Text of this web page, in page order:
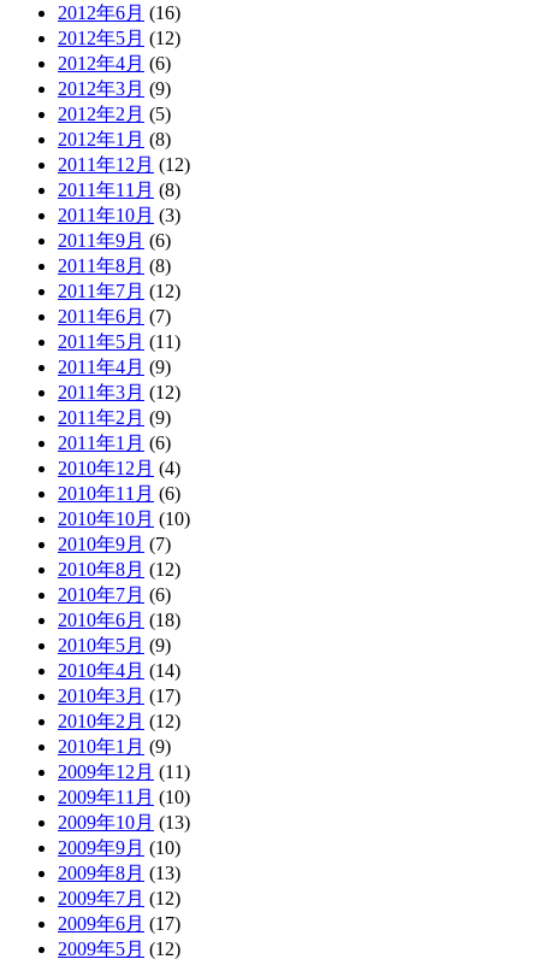
2012年6月 (16)
2012年5月 (12)
2012年4月 (6)
2012年3月 (9)
2012年2月 (5)
2012年1月 (8)
2011年12月 (12)
2011年11月 (8)
2011年10月 (3)
2011年9月 (6)
2011年8月 (8)
2011年7月 (12)
2011年6月 (7)
2011年5月 (11)
2011年4月 (9)
2011年3月 (12)
2011年2月 (9)
2011年1月 (6)
2010年12月 (4)
2010年11月 (6)
2010年10月 (10)
2010年9月 (7)
2010年8月 (12)
2010年7月 (6)
2010年6月 (18)
2010年5月 (9)
2010年4月 (14)
2010年3月 (17)
2010年2月 (12)
2010年1月 (9)
2009年12月 (11)
2009年11月 (10)
2009年10月 (13)
2009年9月 (10)
2009年8月 (13)
2009年7月 (12)
2009年6月 (17)
2009年5月 (12)